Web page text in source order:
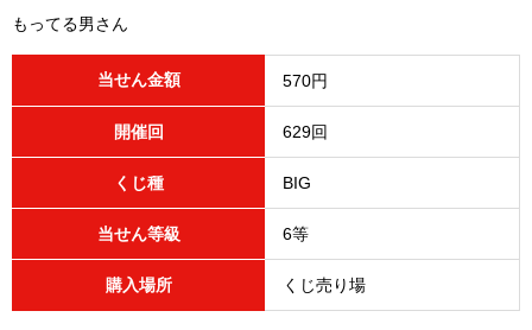
もってる男さん
当せん金額 570円
開催回 629回
くじ種 BIG
当せん等級 6等
購入場所 くじ売り場